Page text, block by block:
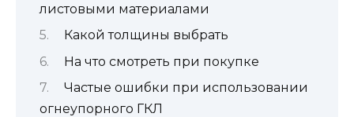
листовыми материалами
Какой толщины выбрать
На что смотреть при покупке
Частые ошибки при использовании
огнеупорного ГКЛ